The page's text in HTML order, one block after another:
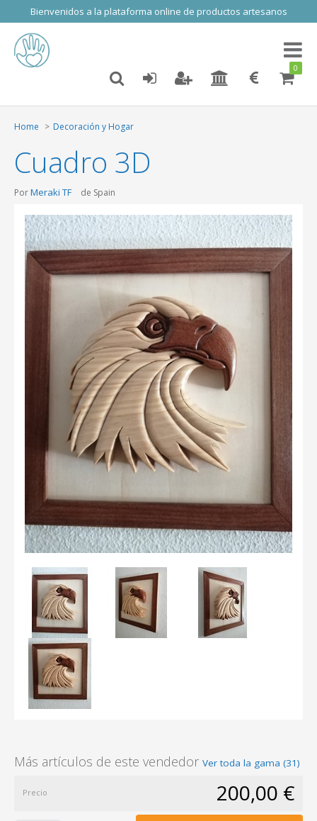
Bienvenidos a la plataforma online de productos artesanos
Toggle
0
Home Decoración y Hogar
Cuadro 3D
PorMeraki TF de Spain
Más artículos de este vendedor Ver toda la gama (31)
Precio 200,00 €